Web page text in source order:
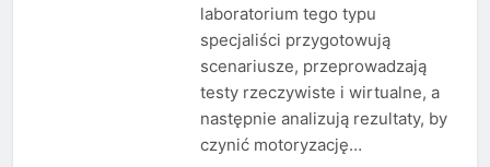
laboratorium tego typu
specjaliści przygotowują
scenariusze, przeprowadzają
testy rzeczywiste i wirtualne, a
następnie analizują rezultaty, by
czynić motoryzację…